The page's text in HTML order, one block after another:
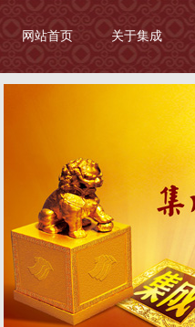
网站首页 关于集成